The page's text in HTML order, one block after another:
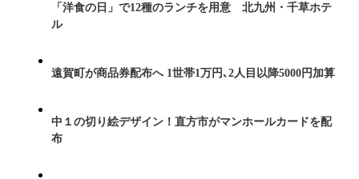
「洋食の日」で12種のランチを用意 北九州・千草ホテ
ル
遠賀町が商品券配布へ 1世帯1万円､2人目以降5000円加算
中１の切り絵デザイン！直方市がマンホールカードを配
布